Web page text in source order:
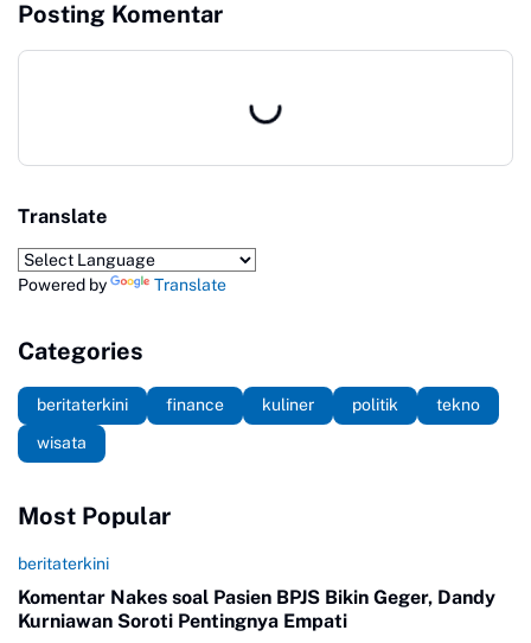
Posting Komentar
Translate
Powered by Translate
Categories
beritaterkini finance kuliner politik
tekno
wisata
Most Popular
beritaterkini
Komentar Nakes soal Pasien BPJS Bikin Geger, Dandy
Kurniawan Soroti Pentingnya Empati